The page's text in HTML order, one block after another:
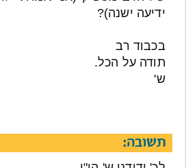
ידיעה ישנה)?
בכבוד רב
תודה על הכל.
ש'
תשובה: